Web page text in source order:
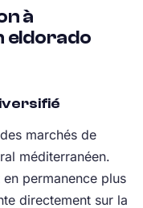
à
eldorado
marchés de
méditerranéen.
permanence plus
directement sur la